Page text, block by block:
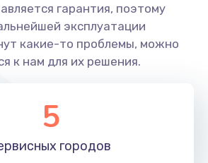
пароклапана
700 руб.
Заказать
700 руб.
гарантия, поэтому
эксплуатации
какие-то проблемы, можно
к нам для их решения.
5
городов